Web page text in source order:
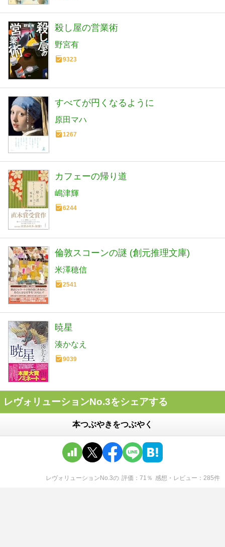
殺し屋の営業術
野宮有
9323
すべてが円くなるように
原田マハ
1267
カフェーの帰り道
嶋津輝
6244
倫敦スコーンの謎 (創元推理文庫)
米澤穂信
2541
暁星
湊かなえ
9039
レヴォリューションNo.3をシェアする
本つぶやきをつぶやく
レヴォリューションNo.3の 評価 71 ％ 感想・レビュー 285件